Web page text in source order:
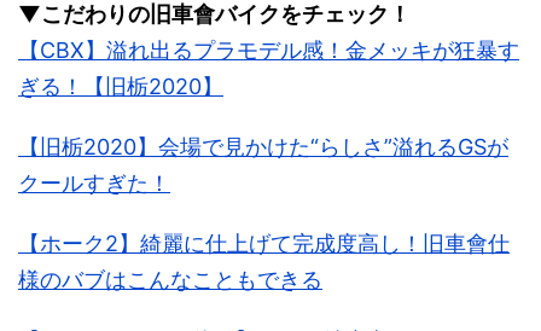
▼こだわりの旧車會バイクをチェック！
【CBX】溢れ出るプラモデル感！金メッキが狂暴す
ぎる！【旧栃2020】
【旧栃2020】会場で見かけた“らしさ”溢れるGSが
クールすぎた！
【ホーク2】綺麗に仕上げて完成度高し！旧車會仕
様のバブはこんなこともできる